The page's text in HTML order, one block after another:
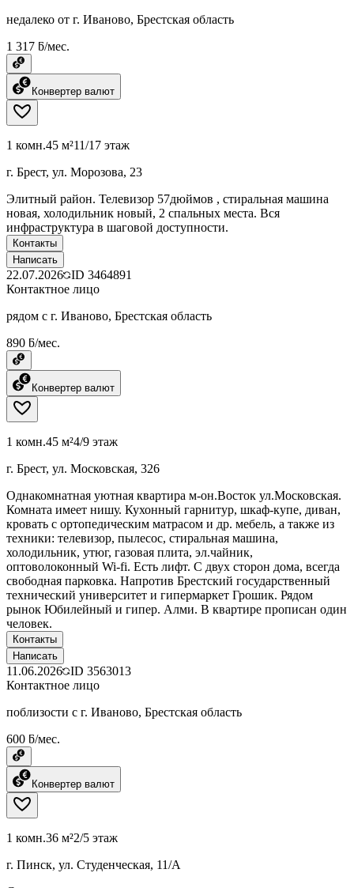
недалеко от г. Иваново, Брестская область
1 317 ƃ/мес.
Конвертер валют
1 комн.45 м²11/17 этаж
г. Брест, ул. Морозова, 23
Элитный район. Телевизор 57дюймов , стиральная машина
новая, холодильник новый, 2 спальных места. Вся
инфраструктура в шаговой доступности.
Контакты
Написать
22.07.2026 ID 3464891
Контактное лицо
рядом с г. Иваново, Брестская область
890 ƃ/мес.
Конвертер валют
1 комн.45 м²4/9 этаж
г. Брест, ул. Московская, 326
Однакомнатная уютная квартира м-он.Восток ул.Московская.
Комната имеет нишу. Кухонный гарнитур, шкаф-купе, диван,
кровать с ортопедическим матрасом и др. мебель, а также из
техники: телевизор, пылесос, стиральная машина,
холодильник, утюг, газовая плита, эл.чайник,
оптоволоконный Wi-fi. Есть лифт. С двух сторон дома, всегда
свободная парковка. Напротив Брестский государственный
технический университет и гипермаркет Грошик. Рядом
рынок Юбилейный и гипер. Алми. В квартире прописан один
человек.
Контакты
Написать
11.06.2026 ID 3563013
Контактное лицо
поблизости с г. Иваново, Брестская область
600 ƃ/мес.
Конвертер валют
1 комн.36 м²2/5 этаж
г. Пинск, ул. Студенческая, 11/А